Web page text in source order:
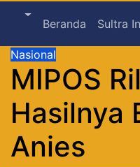
Beranda Sultra
Nasional
MIPOS
Hasilnya
Anies